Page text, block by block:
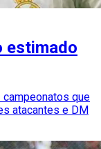
estimado
campeonatos que
atacantes e DM